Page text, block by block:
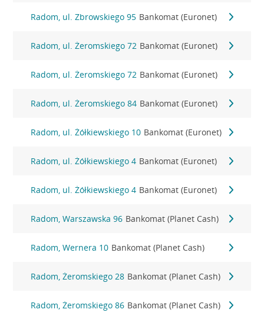
Radom, ul. Zbrowskiego 95 Bankomat (Euronet)
Radom, ul. Żeromskiego 72 Bankomat (Euronet)
Radom, ul. Żeromskiego 72 Bankomat (Euronet)
Radom, ul. Żeromskiego 84 Bankomat (Euronet)
Radom, ul. Żółkiewskiego 10 Bankomat (Euronet)
Radom, ul. Żółkiewskiego 4 Bankomat (Euronet)
Radom, ul. Żółkiewskiego 4 Bankomat (Euronet)
Radom, Warszawska 96 Bankomat (Planet Cash)
Radom, Wernera 10 Bankomat (Planet Cash)
Radom, Żeromskiego 28 Bankomat (Planet Cash)
Radom, Żeromskiego 86 Bankomat (Planet Cash)